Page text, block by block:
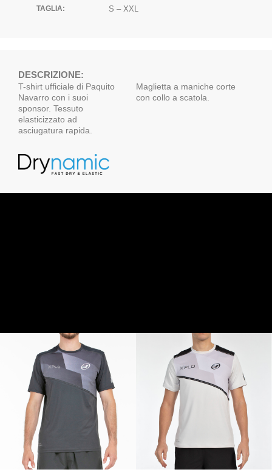
TAGLIA: S – XXL
DESCRIZIONE:
T-shirt ufficiale di Paquito
Navarro con i suoi
sponsor. Tessuto
elasticizzato ad
asciugatura rapida.
Maglietta a maniche corte
con collo a scatola.